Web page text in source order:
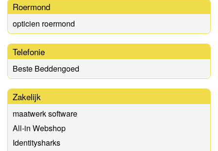
Roermond
opticien roermond
Telefonie
Beste Beddengoed
Zakelijk
maatwerk software
All-in Webshop
Identitysharks